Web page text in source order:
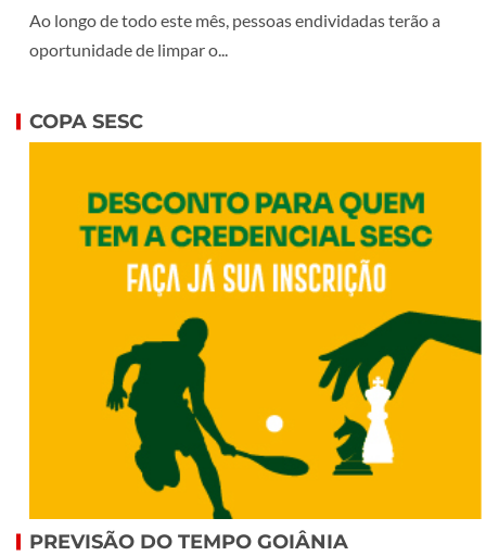
Ao longo de todo este mês, pessoas endividadas terão a
oportunidade de limpar o...
COPA SESC
PREVISÃO DO TEMPO GOIÂNIA